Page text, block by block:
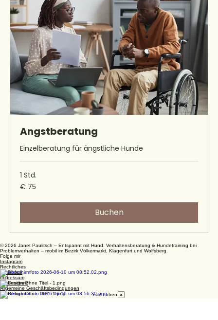
Angstberatung
Einzelberatung für ängstliche Hunde
1 Std.
75
Euro
€ 75
Buchen
© 2026 Janet Paulitsch – Entspannt mit Hund. Verhaltensberatung & Hundetraining bei
Problemverhalten – mobil im Bezirk Völkermarkt, Klagenfurt und Wolfsberg.
Folge mir
Instagram
Rechtliches
Facebook
Impressum
Datenschutz
Allgemeine Geschäftsbedingungen
nach oben